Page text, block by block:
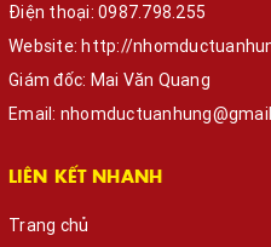
Điện thoại: 0987.798.255
Website: http://
Giám đốc: Mai Văn Quang
Email:
LIÊN KẾT NHANH
Trang chủ